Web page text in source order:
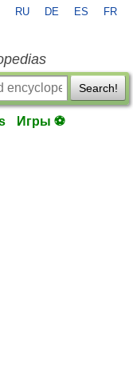
RU DE ES FR
Search!
Игры ⚽